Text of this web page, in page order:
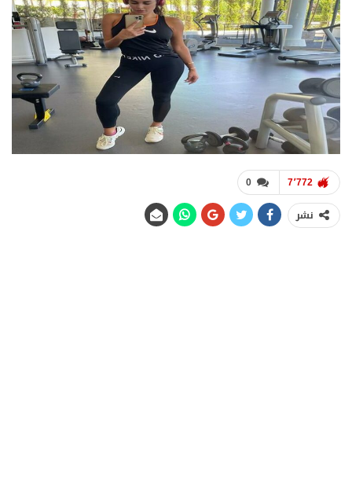
0 7٬772
نشر